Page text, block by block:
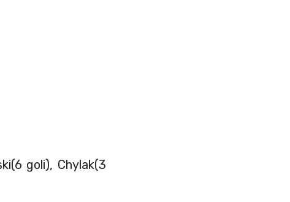
goli), Chylak(3